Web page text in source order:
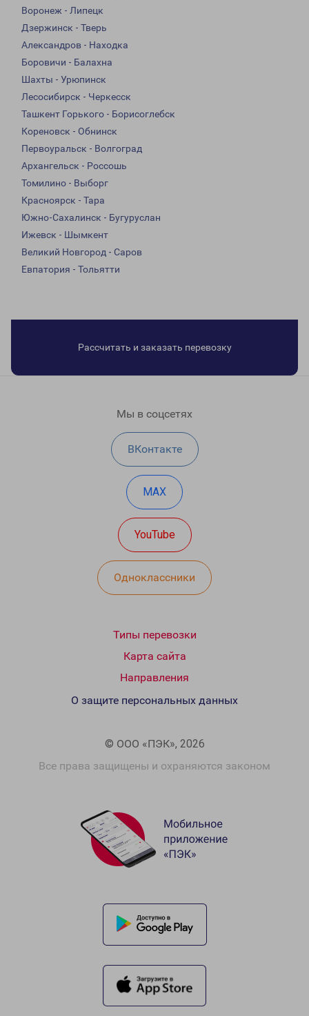
Воронеж - Липецк
Дзержинск - Тверь
Александров - Находка
Боровичи - Балахна
Шахты - Урюпинск
Лесосибирск - Черкесск
Ташкент Горького - Борисоглебск
Кореновск - Обнинск
Первоуральск - Волгоград
Архангельск - Россошь
Томилино - Выборг
Красноярск - Тара
Южно-Сахалинск - Бугуруслан
Ижевск - Шымкент
Великий Новгород - Саров
Евпатория - Тольятти
Рассчитать и заказать перевозку
Мы в соцсетях
ВКонтакте
MAX
YouTube
Одноклассники
Типы перевозки
Карта сайта
Направления
© ООО «ПЭК», 2026
Все права защищены и охраняются законом
О защите персональных данных